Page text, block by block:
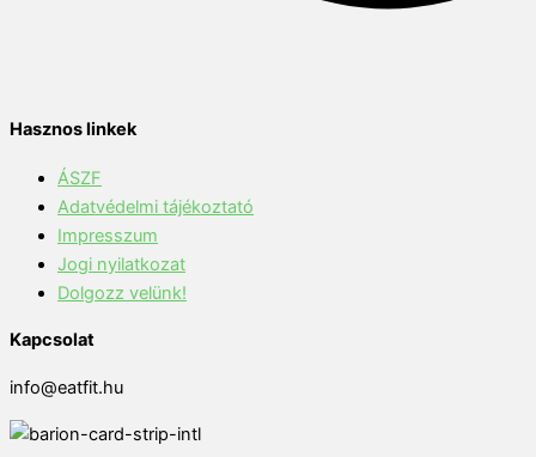
Hasznos linkek
ÁSZF
Adatvédelmi tájékoztató
Impresszum
Jogi nyilatkozat
Dolgozz velünk!
Kapcsolat
info@eatfit.hu